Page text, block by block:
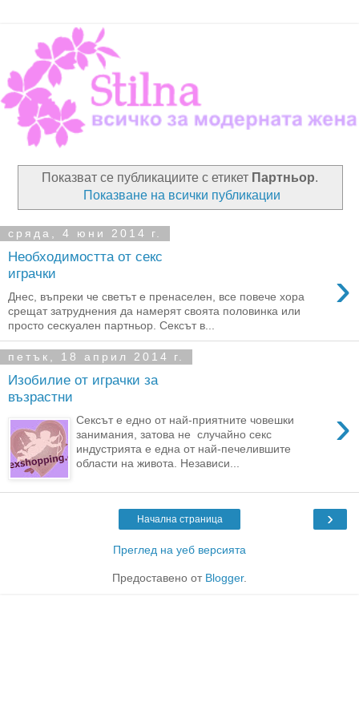
Показват се публикациите с етикет Партньор.
Показване на всички публикации
сряда, 4 юни 2014 г.
Необходимостта от секс
играчки
›
Днес, въпреки че светът е пренаселен, все повече хора
срещат затруднения да намерят своята половинка или
просто сескуален партньор. Сексът в...
петък, 18 април 2014 г.
Изобилие от играчки за
възрастни
›
Сексът е едно от най-приятните човешки
занимания, затова не случайно секс
индустрията е една от най-печелившите
области на живота. Независи...
›
Начална страница
Преглед на уеб версията
Предоставено от Blogger.